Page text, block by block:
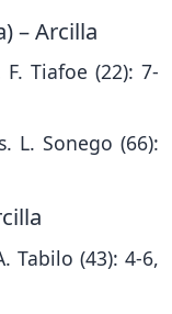
– Arcilla
F. Tiafoe (22): 7-
L. Sonego (66):
Tabilo (43): 4-6,